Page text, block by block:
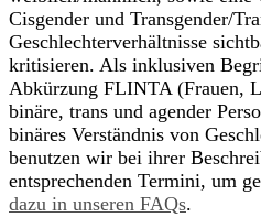
Cisgender und Transgender/
Geschlechterverhältnisse
kritisieren. Als inklusiven
Abkürzung FLINTA (Frauen,
binäre, trans und agender
binäres Verständnis von
benutzen wir bei ihrer
entsprechenden Termini, um
dazu in unseren FAQs.